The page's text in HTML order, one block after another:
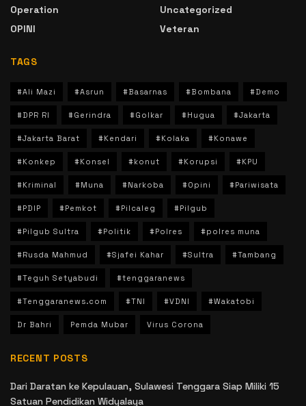
Operation
OPINI
Uncategorized
Veteran
TAGS
#Ali Mazi #Asrun #Basarnas #Bombana #Demo
#DPR RI #Gerindra #Golkar #Hugua #Jakarta
#Jakarta Barat #Kendari #Kolaka #Konawe
#Konkep #Konsel #konut #Korupsi #KPU
#Kriminal #Muna #Narkoba #Opini #Pariwisata
#PDIP #Pemkot #Pilcaleg #Pilgub
#Pilgub Sultra #Politik #Polres #polres muna
#Rusda Mahmud #Sjafei Kahar #Sultra #Tambang
#Teguh Setyabudi #tenggaranews
#Tenggaranews.com #TNI #VDNI #Wakatobi
Dr Bahri Pemda Mubar Virus Corona
RECENT POSTS
Dari Daratan ke Kepulauan, Sulawesi Tenggara Siap Miliki 15
Satuan Pendidikan Widyalaya